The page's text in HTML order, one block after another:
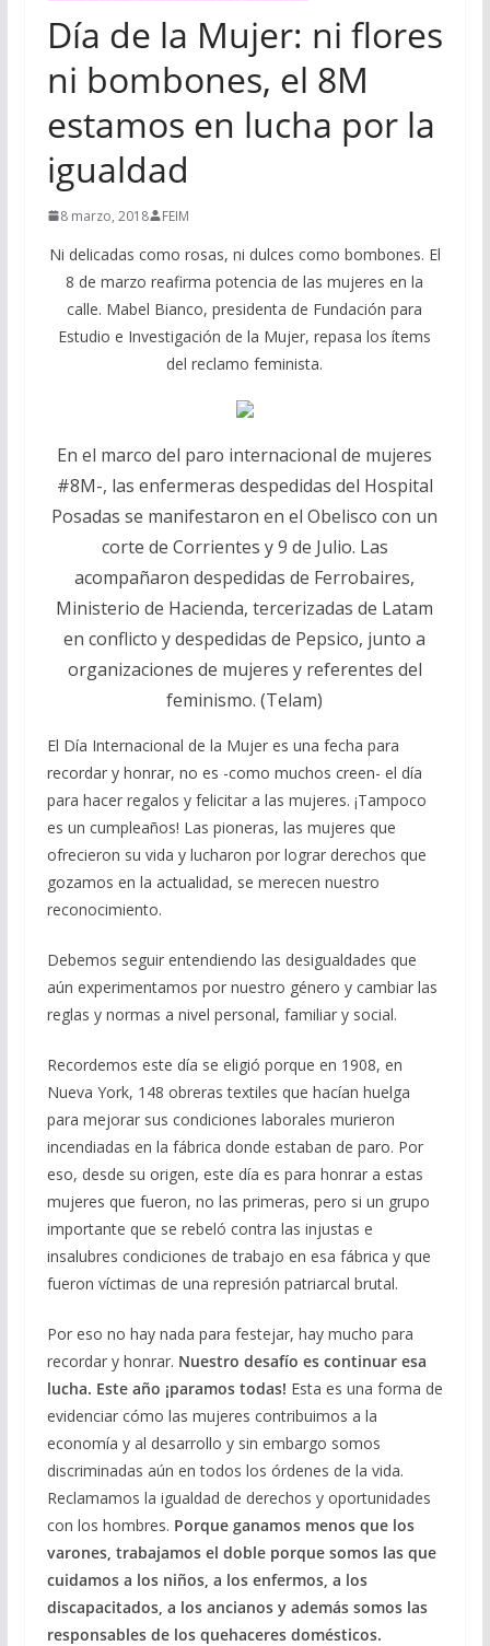
Día de la Mujer: ni flores
ni bombones, el 8M
estamos en lucha por la
igualdad
8 marzo, 2018 FEIM
Ni delicadas como rosas, ni dulces como bombones. El
8 de marzo reafirma potencia de las mujeres en la
calle. Mabel Bianco, presidenta de Fundación para
Estudio e Investigación de la Mujer, repasa los ítems
del reclamo feminista.
En el marco del paro internacional de mujeres
#8M-, las enfermeras despedidas del Hospital
Posadas se manifestaron en el Obelisco con un
corte de Corrientes y 9 de Julio. Las
acompañaron despedidas de Ferrobaires,
Ministerio de Hacienda, tercerizadas de Latam
en conflicto y despedidas de Pepsico, junto a
organizaciones de mujeres y referentes del
feminismo. (Telam)
El Día Internacional de la Mujer es una fecha para
recordar y honrar, no es -como muchos creen- el día
para hacer regalos y felicitar a las mujeres. ¡Tampoco
es un cumpleaños! Las pioneras, las mujeres que
ofrecieron su vida y lucharon por lograr derechos que
gozamos en la actualidad, se merecen nuestro
reconocimiento.
Debemos seguir entendiendo las desigualdades que
aún experimentamos por nuestro género y cambiar las
reglas y normas a nivel personal, familiar y social.
Recordemos este día se eligió porque en 1908, en
Nueva York, 148 obreras textiles que hacían huelga
para mejorar sus condiciones laborales murieron
incendiadas en la fábrica donde estaban de paro. Por
eso, desde su origen, este día es para honrar a estas
mujeres que fueron, no las primeras, pero si un grupo
importante que se rebeló contra las injustas e
insalubres condiciones de trabajo en esa fábrica y que
fueron víctimas de una represión patriarcal brutal.
Por eso no hay nada para festejar, hay mucho para
recordar y honrar. Nuestro desafío es continuar esa
lucha. Este año ¡paramos todas! Esta es una forma de
evidenciar cómo las mujeres contribuimos a la
economía y al desarrollo y sin embargo somos
discriminadas aún en todos los órdenes de la vida.
Reclamamos la igualdad de derechos y oportunidades
con los hombres. Porque ganamos menos que los
varones, trabajamos el doble porque somos las que
cuidamos a los niños, a los enfermos, a los
discapacitados, a los ancianos y además somos las
responsables de los quehaceres domésticos.